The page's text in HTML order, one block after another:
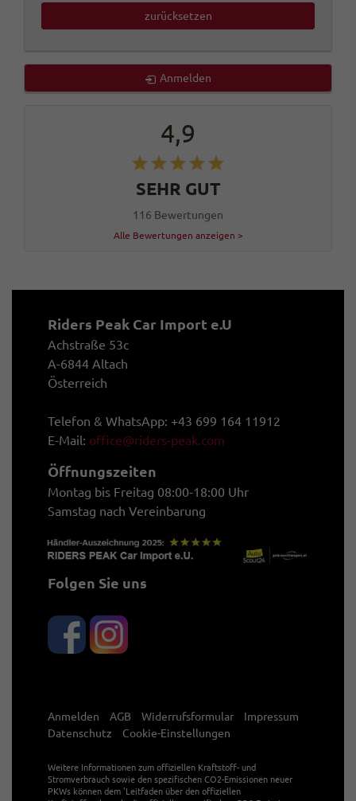
zurücksetzen
Anmelden
4,9
SEHR GUT
116 Bewertungen
Alle Bewertungen anzeigen >
Riders Peak Car Import e.U
Achstraße 53c
A-6844 Altach
Österreich
Telefon & WhatsApp: +43 699 164 11912
E-Mail: office@riders-peak.com
Öffnungszeiten
Montag bis Freitag 08:00-18:00 Uhr
Samstag nach Vereinbarung
Folgen Sie uns
Anmelden AGB Widerrufsformular
Impressum
Datenschutz
Cookie-Einstellungen
Weitere Informationen zum offiziellen Kraftstoff- und
Stromverbrauch sowie den spezifischen CO2-Emissionen neuer
PKWs können dem 'Leitfaden über den offiziellen